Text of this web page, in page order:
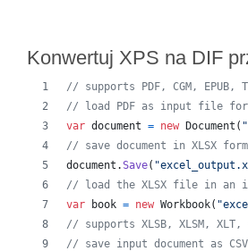
Konwertuj XPS na DIF
// supports PDF, CGM, EPUB,
// load PDF as input file
var document = new Document (
// save document in XLSX
document .Save(
// load the XLSX file in an
var
book = new Workbook(
// supports XLSB, XLSM, XLT,
// save input document as CSV